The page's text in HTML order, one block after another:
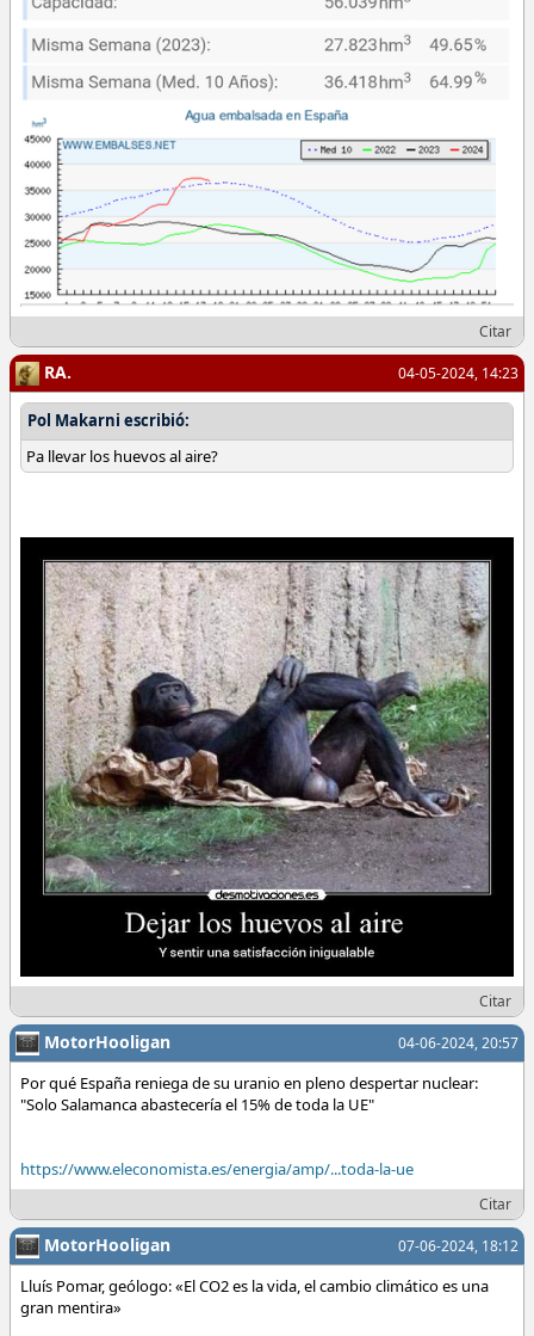
Citar
04-05-2024, 14:23
RA.
Pol Makarni escribió:
Pa llevar los huevos al aire?
Citar
04-06-2024, 20:57
MotorHooligan
Por qué España reniega de su uranio en pleno despertar nuclear:
"Solo Salamanca abastecería el 15% de toda la UE"
https://www.eleconomista.es/energia/amp/...toda-la-ue
Citar
07-06-2024, 18:12
MotorHooligan
Lluís Pomar, geólogo: «El CO2 es la vida, el cambio climático es una
gran mentira»